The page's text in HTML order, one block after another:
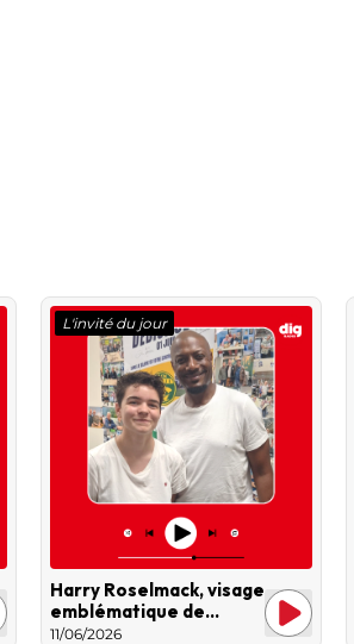
L'invité du jour
Harry Roselmack, visage
emblématique de
l’émission Sept à Huit
11/06/2026